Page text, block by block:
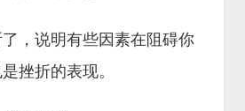
，说明有些因素在阻碍你
挫折的表现。